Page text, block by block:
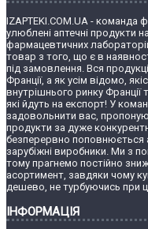
IZAPTEKI.COM.UA - команда
улюблені аптечні продукти
фармацевтичних
товар з того, що є в
під замовлення. Вся
Франції, а як усім відомо,
внутрішнього ринку Франції
які йдуть на експорт! У
задовольнити вас,
продукти за дуже
безперервно поповнюється
зарубіжні виробники. Ми з
тому прагнемо постійно
асортимент, завдяки чому
дешево, не турбуючись при
ІНФОРМАЦІЯ